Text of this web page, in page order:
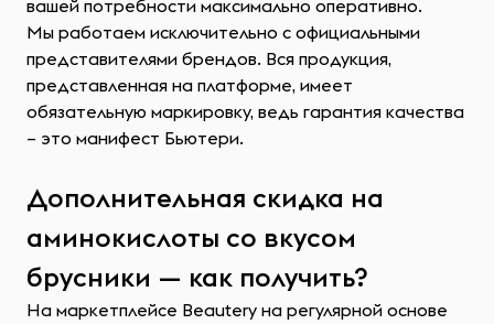
вашей потребности максимально оперативно.
Мы работаем исключительно с официальными
представителями брендов. Вся продукция,
представленная на платформе, имеет
обязательную маркировку, ведь гарантия качества
– это манифест Бьютери.
Дополнительная скидка на
аминокислоты со вкусом
брусники — как получить?
На маркетплейсе Beautery на регулярной основе